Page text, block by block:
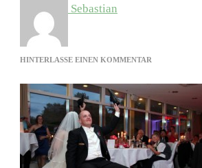
Sebastian
HINTERLASSE EINEN KOMMENTAR